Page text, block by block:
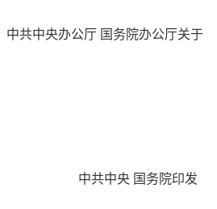
中共中央办公厅 国务院办公厅关于
中共中央 国务院印发